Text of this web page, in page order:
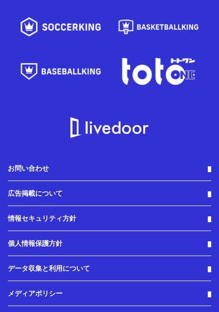
お問い合わせ
広告掲載について
情報セキュリティ方針
個人情報保護方針
データ収集と利用について
メディアポリシー